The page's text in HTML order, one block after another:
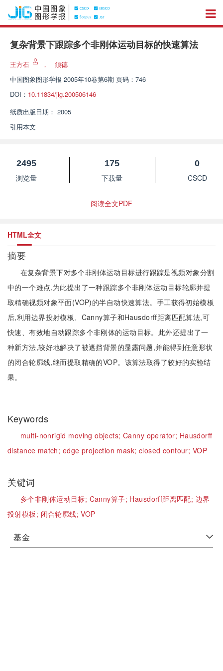
复杂背景下跟踪多个非刚体运动目标的快速算法
王方石 ，
须德
中国图象图形学报 2005年10卷第6期 页码：746
DOI： 10.11834/jig.200506146
纸质出版日期： 2005
引用本文
2495
浏览量
175
下载量
0
CSCD
阅读全文PDF
HTML全文
摘要
在复杂背景下对多个非刚体运动目标进行跟踪是视频对象分割
中的一个难点,为此提出了一种跟踪多个非刚体运动目标轮廓并提
取精确视频对象平面(VOP)的半自动快速算法。手工获得初始模板
后,利用边界投射模板、Canny算子和Hausdorff距离匹配算法,可
快速、有效地自动跟踪多个非刚体的运动目标。此外还提出了一
种新方法,较好地解决了被遮挡背景的显露问题,并能得到任意形状
的闭合轮廓线,继而提取精确的VOP。该算法取得了较好的实验结
果。
Keywords
multi-nonrigid moving objects;Canny operator; Hausdorff
distance match; edge projection mask; closed contour; VOP
关键词
多个非刚体运动目标; Canny算子; Hausdorff距离匹配; 边界
投射模板; 闭合轮廓线;VOP
基金